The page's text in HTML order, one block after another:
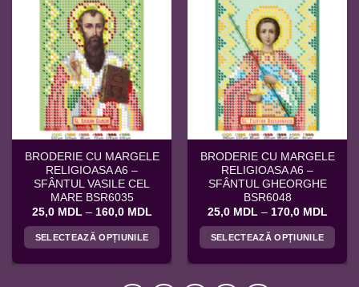
mai
multe
variații.
Opțiunile
pot
fi
alese
în
pagina
produsului.
mai
multe
variații.
Opțiunile
pot
fi
alese
în
pagina
produsului.
BRODERIE CU MARGELE
RELIGIOASA A6 –
SFÂNTUL VASILE CEL
MARE BSR6035
25,0 MDL – 160,0 MDLInterval
prețuri:
25,0 MDL
la
SELECTEAZĂ OPȚIUNILE
BRODERIE CU MARGELE
RELIGIOASA A6 –
SFÂNTUL GHEORGHE
BSR6048
25,0 MDL – 170,0 MDL
25,0
la
SELECTEAZĂ OPȚIUNILE